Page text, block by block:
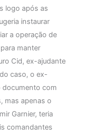
logo após as
instaurar
a operação de
manter
Cid, ex-ajudante
caso, o ex-
documento com
mas apenas o
Garnier, teria
comandantes